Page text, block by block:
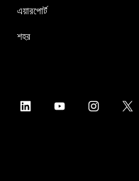
এয়ারপোর্ট
শহর